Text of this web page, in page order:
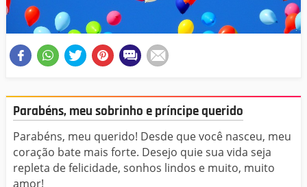
Parabéns, meu sobrinho e príncipe querido
Parabéns, meu querido! Desde que você nasceu, meu
coração bate mais forte. Desejo quie sua vida seja
repleta de felicidade, sonhos lindos e muito, muito
amor!